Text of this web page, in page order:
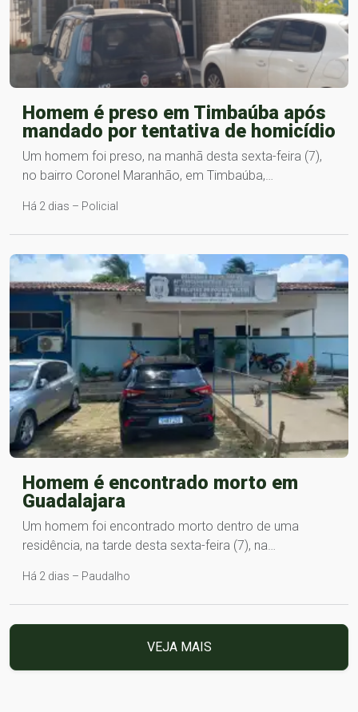
Homem é preso em Timbaúba após
mandado por tentativa de homicídio
Um homem foi preso, na manhã desta sexta-feira (7),
no bairro Coronel Maranhão, em Timbaúba,…
Há 2 dias – Policial
Homem é encontrado morto em
Guadalajara
Um homem foi encontrado morto dentro de uma
residência, na tarde desta sexta-feira (7), na…
Há 2 dias – Paudalho
VEJA MAIS